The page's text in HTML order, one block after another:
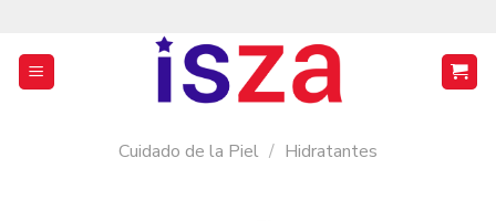
contenido
Cuidado de la Piel / Hidratantes